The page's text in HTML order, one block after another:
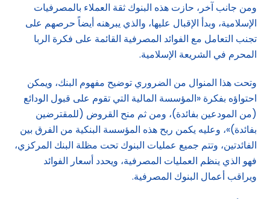
ومن جانب آخر، حازت هذه البنوك ثقة العملاء بالمصرفيات
الإسلامية، وبدأ الإقبال عليها، والذي يبرهنه أيضاً حرصهم على
تجنب التعامل مع الفوائد المصرفية القائمة على فكرة الربا
المحرم في الشريعة الإسلامية.
وتحت هذا المنوال من الضروري توضيح مفهوم البنك، ويمكن
احتواؤه بفكرة «المؤسسة المالية التي تقوم على قبول الودائع
(من المودعين بفائدة)، ومن ثم منح القروض (للمقترضين
بفائدة)»، وعليه يكمن ربح هذه المؤسسة البنكية من الفرق بين
الفائدتين، وتتم جميع عمليات البنوك تحت مظلة البنك المركزي،
فهو الذي ينظم العمليات المصرفية، ويحدد أسعار الفوائد
ويراقب أعمال البنوك المصرفية.